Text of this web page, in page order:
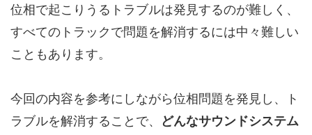
位相で起こりうるトラブルは発見するのが難しく、
すべてのトラックで問題を解消するには中々難しい
こともあります。
今回の内容を参考にしながら位相問題を発見し、ト
ラブルを解消することで、
どんなサウンドシステム